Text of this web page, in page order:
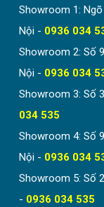
Showroom 1:
Nội - 0936 034
Showroom 2: Số
Nội - 0936 034
Showroom 3: Số
034 535
Showroom 4: Số
Nội - 0936 034
Showroom 5: Số
- 0936 034 535